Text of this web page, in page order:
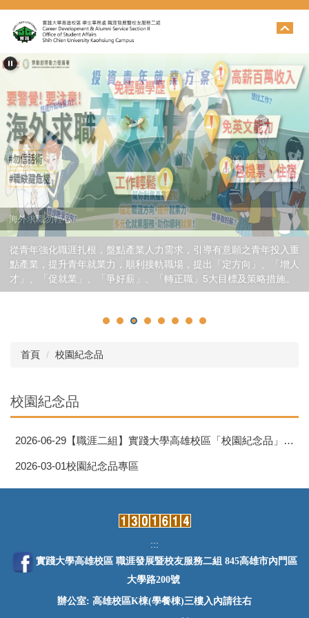
跳
到
主
內
區
從青年強化職涯扎根，盤點產業人力需求，引導有意願之青年投入重
點產業，提升青年就業力，順利接軌職場，提出「定方向」、「增人
才」、「促就業」、「爭好薪」、「轉正職」5大目標及策略措施。
海外求職勿輕心
首頁 校園紀念品
校園紀念品
2026-06-29 【職涯二組】實踐大學高雄校區「校園紀念品」訂購
2026-03-01校園紀念品專區
:::
實踐大學高雄校區 職涯發展暨校友服務二組 845高雄市內門區
大學路200號
辦公室: 高雄校區K棟(學餐棟)三樓入內請往右